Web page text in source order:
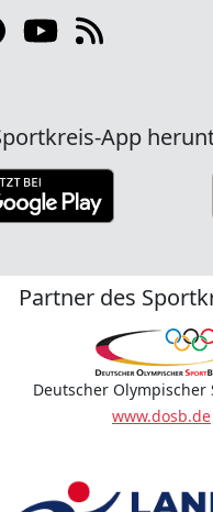
App
Partner des
Deutscher Olympischer
www.dosb.de